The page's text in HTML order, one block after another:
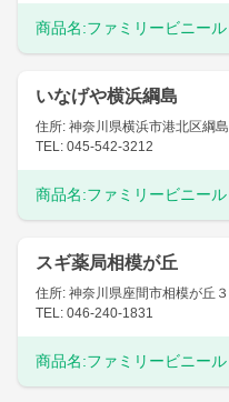
商品名:ファミリービニー
いなげや横浜綱島
住所: 神奈川県横浜市港北区綱
TEL: 045-542-3212
商品名:ファミリービニー
スギ薬局相模が丘
住所: 神奈川県座間市相模が丘
TEL: 046-240-1831
商品名:ファミリービニー